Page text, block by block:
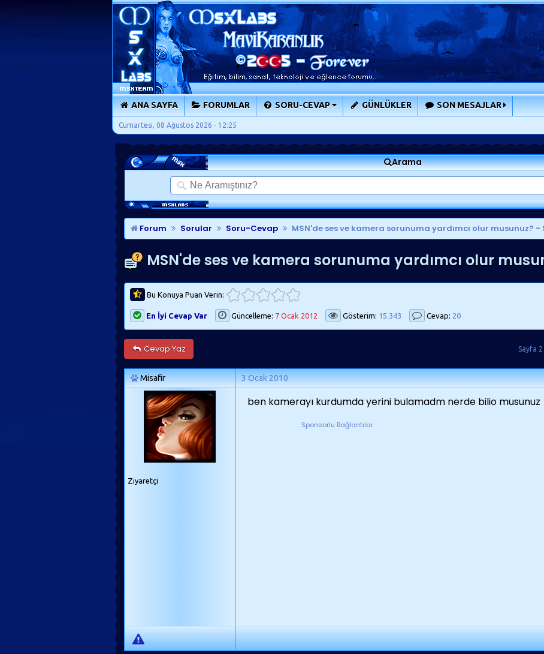
ANA SAYFA FORUMLAR SORU-CEVAP GÜNLÜKLER SON MESAJLAR
Cumartesi, 08 Ağustos 2026 - 12:25
Arama
Forum Sorular Soru-Cevap MSN'de ses ve kamera sorunuma yardımcı olur musunuz? -
MSN'de ses ve kamera sorunuma yardımcı olur
Bu Konuya Puan Verin:
En İyi Cevap Var Güncelleme: 7 Ocak 2012 Gösterim: 15.343 Cevap: 20
Cevap Yaz Sayfa 2
Misafir 3 Ocak 2010
Ziyaretçi
ben kamerayı kurdumda yerini bulamadm nerde bilio musunuz
Sponsorlu Bağlantılar